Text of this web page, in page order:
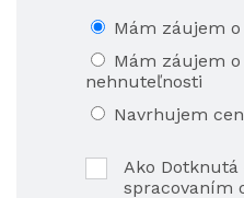
Mám záujem
Mám záujem
nehnuteľnosti
Navrhujem
Ako Dotknutá
spracovaním